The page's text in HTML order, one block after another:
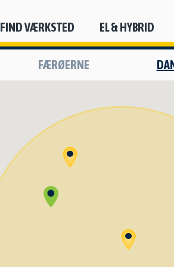
FIND VÆRKSTED EL & HYBRID
FÆRØERNE